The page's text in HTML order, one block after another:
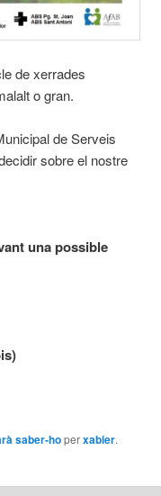
de xerrades
o gran.
de Serveis
sobre el nostre
una possible
saber-hoperxabier.